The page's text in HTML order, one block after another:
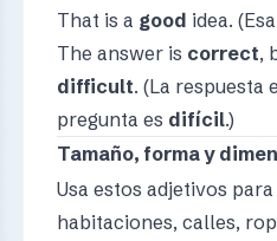
That is a good idea.
The answer is correct,
difficult. (La respuesta
pregunta es difícil.)
Tamaño, forma y
Usa estos adjetivos
habitaciones, calles,